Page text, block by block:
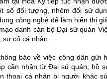
số đối tượng, nhóm đối sử
công nghệ để làm hiển thị
danh cán bộ Đại sứ quán
cố cá nhân.
báo về việc công dân gửi
cần nhận từ Đại sứ quán; hồ
thoại cá nhân bị người khác